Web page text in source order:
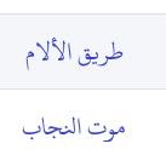
طريق الألام
موت النجاب